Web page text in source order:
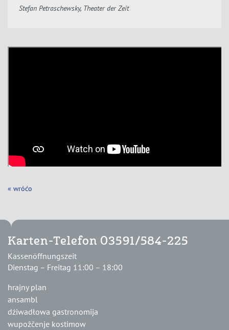
Stefan Petraschewsky, Theater der Zeit
« wróćo
Karten-Telefon 03591/584-225
Kassenöffnungszeit
Dienstag – Freitag 11:00 – 18:00
hrajny plan
ansambl
dźiwadłowa gastronomija
wupožčenje kostimow